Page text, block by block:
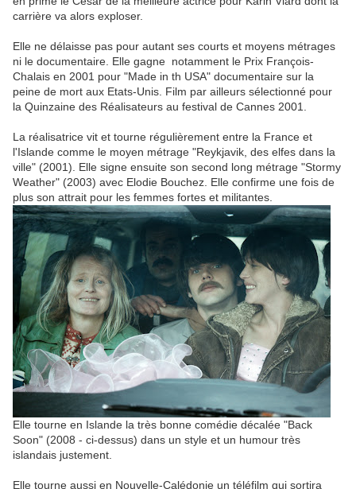
carrière va alors exploser.
Elle ne délaisse pas pour autant ses courts et moyens métrages
ni le documentaire. Elle gagne notamment le Prix François-
Chalais en 2001 pour "Made in th USA" documentaire sur la
peine de mort aux Etats-Unis. Film par ailleurs sélectionné pour
la Quinzaine des Réalisateurs au festival de Cannes 2001.
La réalisatrice vit et tourne régulièrement entre la France et
l'Islande comme le moyen métrage "Reykjavik, des elfes dans la
ville" (2001). Elle signe ensuite son second long métrage "Stormy
Weather" (2003) avec Elodie Bouchez. Elle confirme une fois de
plus son attrait pour les femmes fortes et militantes.
Elle tourne en Islande la très bonne comédie décalée "Back
Soon" (2008 - ci-dessus) dans un style et un humour très
islandais justement.
Elle tourne aussi en Nouvelle-Calédonie un téléfilm qui sortira